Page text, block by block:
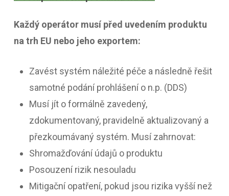
t
Každý operátor musí před uvedením produktu
na trh EU nebo jeho exportem:
Zavést systém náležité péče a následně řešit
samotné podání prohlášení o n.p. (DDS)
Musí jít o formálně zavedený,
zdokumentovaný, pravidelně aktualizovaný a
přezkoumávaný systém. Musí zahrnovat:
Shromažďování údajů o produktu
Posouzení rizik nesouladu
Mitigační opatření, pokud jsou rizika vyšší než